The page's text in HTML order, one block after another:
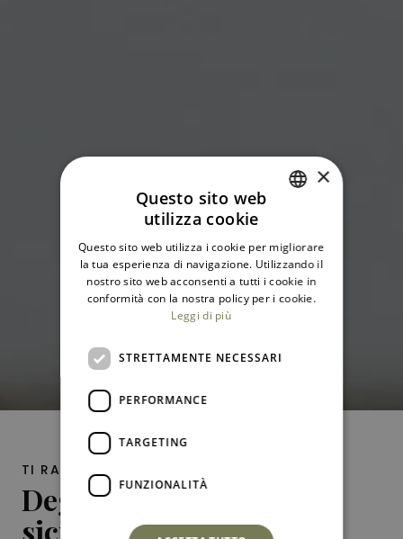
TI RACCONTO UN VINO
Degustazione di vini
siciliani e cibo in
ENGLISH
×
Questo sito web
utilizza cookie
Questo sito web utilizza i cookie per migliorare
la tua esperienza di navigazione. Utilizzando il
nostro sito web acconsenti a tutti i cookie in
conformità con la nostra policy per i cookie.
Leggi di più
STRETTAMENTE NECESSARI
PERFORMANCE
TARGETING
FUNZIONALITÀ